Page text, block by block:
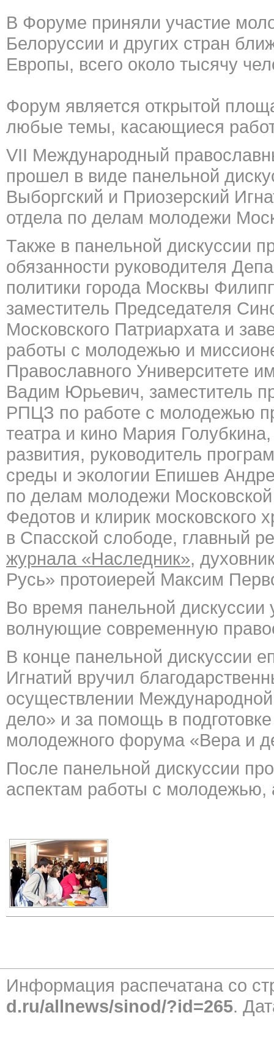
В Форуме приняли участие
Белоруссии и других стран
Европы, всего около тысячу
Форум является открытой
любые темы, касающиеся
VII Международный
прошел в виде панельной
Выборгский и Приозерский
отдела по делам молодежи
Также в панельной дискуссии
обязанности руководителя
политики города Москвы
заместитель Председателя
Московского Патриархата и
работы с молодежью и
Православного Университете
Вадим Юрьевич, заместитель
РПЦЗ по работе с молодежью
театра и кино Мария
развития, руководитель
среды и экологии Епишев
по делам молодежи
Федотов и клирик московского
в Спасской слободе, главный
журнала «Наследник»,
Русь» протоиерей Максим
Во время панельной
волнующие современную
В конце панельной дискуссии
Игнатий вручил
осуществлении
дело» и за помощь в
молодежного форума «Вера и
После панельной дискуссии
аспектам работы с молодежью,
Информация распечатана со
d.ru/allnews/sinod/?id=265.